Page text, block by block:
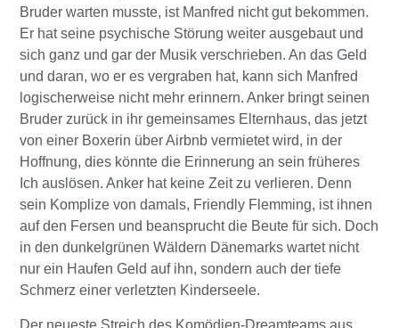
Bruder warten musste, ist Manfred nicht gut bekommen.
Er hat seine psychische Störung weiter ausgebaut und
sich ganz und gar der Musik verschrieben. An das Geld
und daran, wo er es vergraben hat, kann sich Manfred
logischerweise nicht mehr erinnern. Anker bringt seinen
Bruder zurück in ihr gemeinsames Elternhaus, das jetzt
von einer Boxerin über Airbnb vermietet wird, in der
Hoffnung, dies könnte die Erinnerung an sein früheres
Ich auslösen. Anker hat keine Zeit zu verlieren. Denn
sein Komplize von damals, Friendly Flemming, ist ihnen
auf den Fersen und beansprucht die Beute für sich. Doch
in den dunkelgrünen Wäldern Dänemarks wartet nicht
nur ein Haufen Geld auf ihn, sondern auch der tiefe
Schmerz einer verletzten Kinderseele.
Der neueste Streich des Komödien-Dreamteams aus